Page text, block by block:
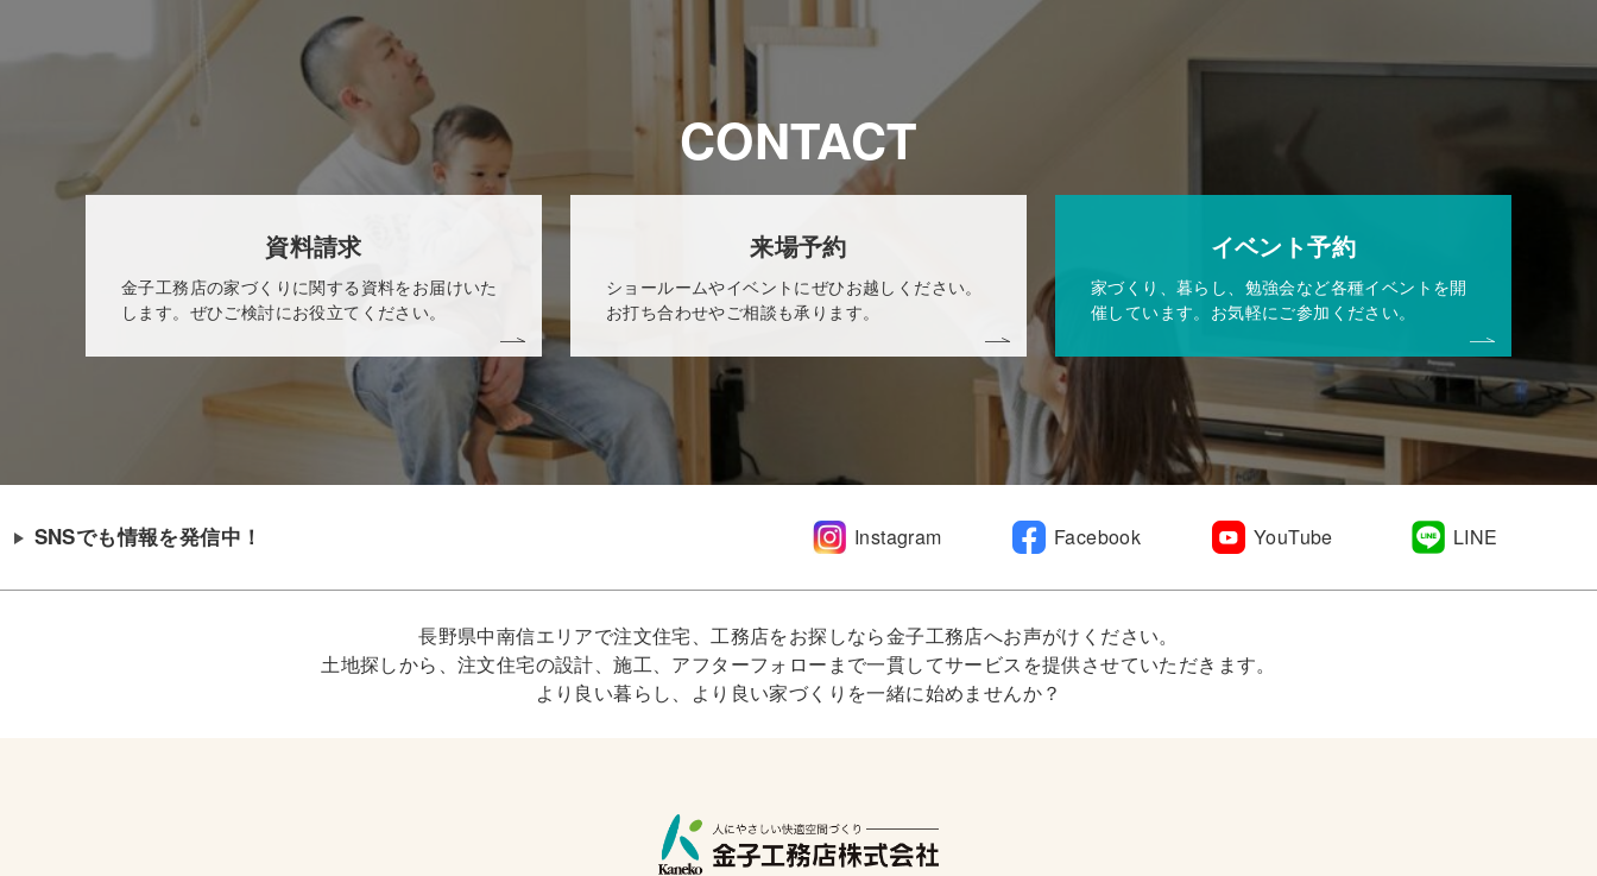
CONTACT
資料請求
金子工務店の家づくりに関する資料をお届けいた
します。ぜひご検討にお役立てください。
来場予約
ショールームやイベントにぜひお越しください。
お打ち合わせやご相談も承ります。
イベント予約
家づくり、暮らし、勉強会など各種イベントを開
催しています。お気軽にご参加ください。
SNSでも情報を発信中！ Instagram Facebook YouTube LINE
長野県中南信エリアで注文住宅、工務店をお探しなら金子工務店へお声がけください。
土地探しから、注文住宅の設計、施工、アフターフォローまで一貫してサービスを提供させていただきます。
より良い暮らし、より良い家づくりを一緒に始めませんか？